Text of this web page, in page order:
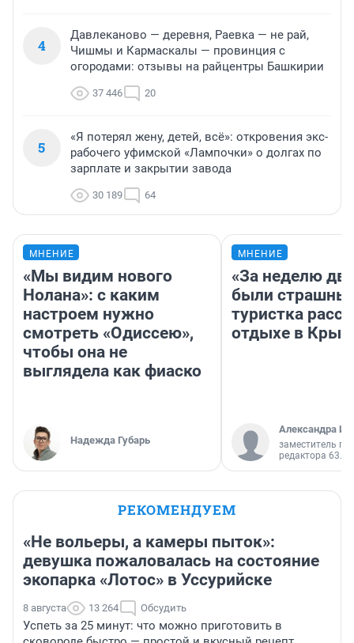
4
Давлеканово — деревня, Раевка — не рай,
Чишмы и Кармаскалы — провинция с
огородами: отзывы на райцентры Башкирии
37 446 20
5
«Я потерял жену, детей, всё»: откровения экс-
рабочего уфимской «Лампочки» о долгах по
зарплате и закрытии завода
30 189 64
МНЕНИЕ
«Мы видим нового
Нолана»: с каким
настроем нужно
смотреть «Одиссею»,
чтобы она не
выглядела как фиаско
Надежда Губарь
МНЕНИЕ
«За неделю
были
туристка
отдыхе в
Александра
заместитель
редактора 63.RU
РЕКОМЕНДУЕМ
«Не вольеры, а камеры пыток»:
девушка пожаловалась на состояние
экопарка «Лотос» в Уссурийске
8 августа 13 264 Обсудить
Успеть за 25 минут: что можно приготовить в